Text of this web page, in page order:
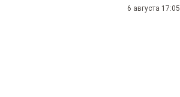
6 августа 17:05